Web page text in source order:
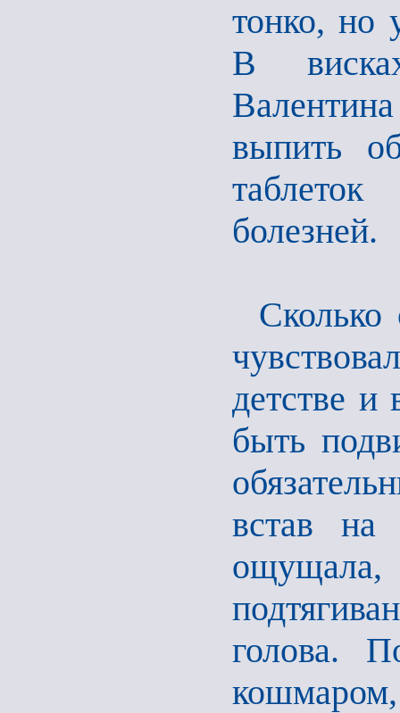
тонко, но
В
выпить
болезней.
Сколько
детстве
быть
встав
голова.
кошмаром,